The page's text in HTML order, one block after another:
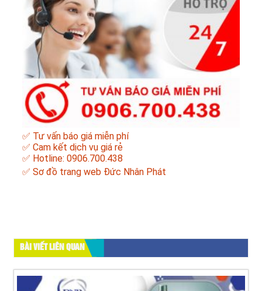
✅ Tư vấn báo giá miễn phí
✅ Cam kết dịch vụ giá rẻ
✅ Hotline: 0906.700.438
✅ Sơ đồ trang web Đức Nhân Phát
BÀI VIẾT LIÊN QUAN